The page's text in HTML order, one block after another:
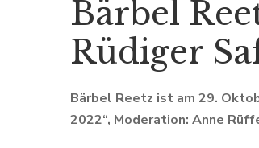
Bärbel
Rüdiger
Bärbel Reetz ist am 29.
2022“, Moderation: Anne